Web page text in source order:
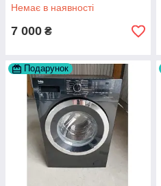
Немає в наявності
7 000 ₴
Подарунок